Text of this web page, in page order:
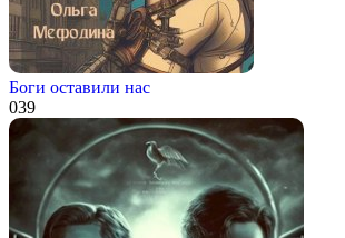
Боги оставили нас
039